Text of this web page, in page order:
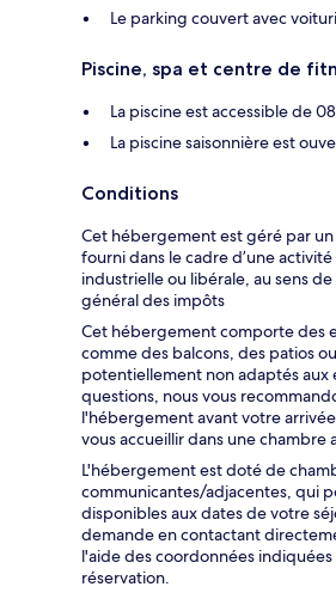
Le parking couvert avec
Piscine, spa et centre de
La piscine est accessible de
La piscine saisonnière est
Conditions
Cet hébergement est géré par
fourni dans le cadre d’une
industrielle ou libérale, au sens de
général des impôts
Cet hébergement comporte des
comme des balcons, des patios
potentiellement non adaptés aux
questions, nous vous
l'hébergement avant votre
vous accueillir dans une chambre
L'hébergement est doté de
communicantes/adjacentes, qui
disponibles aux dates de votre
demande en contactant
l'aide des coordonnées
réservation.